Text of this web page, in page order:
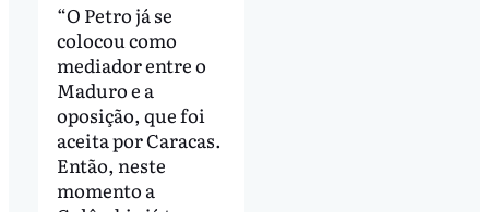
“O Petro já se
colocou como
mediador entre o
Maduro e a
oposição, que foi
aceita por Caracas.
Então, neste
momento a